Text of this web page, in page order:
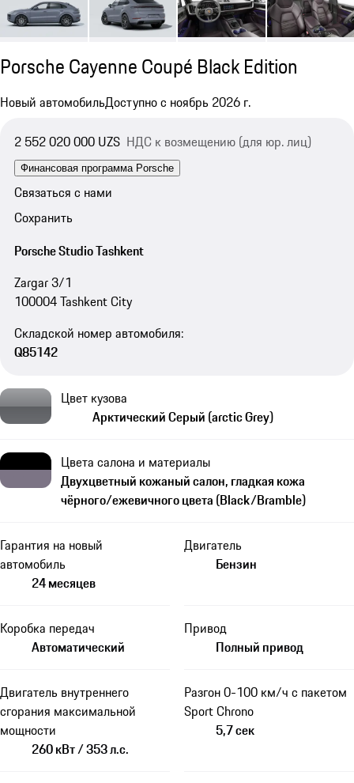
Porsche Cayenne Coupé Black Edition
Новый автомобильДоступно с ноябрь 2026 г.
2 552 020 000 UZS НДС к возмещению (для юр. лиц)
Финансовая программа Porsche
Связаться с нами
Сохранить
Porsche Studio Tashkent
Zargar 3/1
100004 Tashkent City
Складской номер автомобиля:
Q85142
Цвет кузова
Арктический Серый (arctic Grey)
Цвета салона и материалы
Двухцветный кожаный салон, гладкая кожа
чёрного/ежевичного цвета (Black/Bramble)
Гарантия на новый
автомобиль
24 месяцев
Двигатель
Бензин
Коробка передач
Автоматический
Привод
Полный привод
Двигатель внутреннего
сгорания максимальной
мощности
260 кВт / 353 л.с.
Разгон 0-100 км/ч с пакетом
Sport Chrono
5,7 сек